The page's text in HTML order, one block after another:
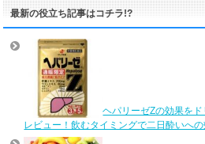
最新の役立ち記事はコチラ!?
ヘパリーゼZの効果を
レビュー！飲むタイミングで二日酔いへ